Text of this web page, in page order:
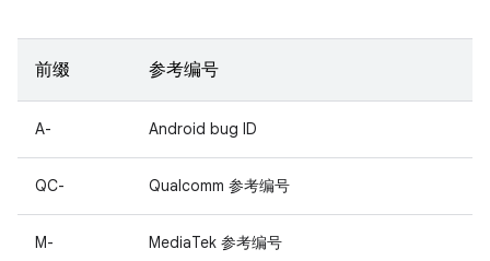
前缀 参考编号
A- Android bug ID
QC- Qualcomm 参考编号
M- MediaTek 参考编号